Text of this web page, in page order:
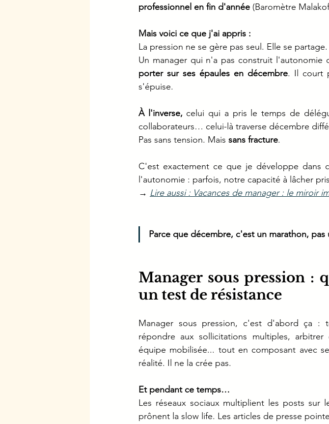
professionnel en fin d'année (Baromètre
Mais voici ce que j'ai appris :
La pression ne se gère pas seul. Elle se partage.
Un manager qui n'a pas construit
porter sur ses épaules en décembre. Il court
s'épuise.
À l'inverse, celui qui a pris le temps de
collaborateurs… celui-là traverse décembre
Pas sans tension. Mais sans fracture.
C'est exactement ce que je développe dans
l'autonomie : parfois, notre capacité à lâcher
→ Lire aussi : Vacances de manager : le miroir
Parce que décembre, c'est un marathon, pas
Manager sous pression :
un test de résistance
Manager sous pression, c'est d'abord ça :
répondre aux sollicitations multiples,
équipe mobilisée... tout en composant avec
réalité. Il ne la crée pas.
Et pendant ce temps…
Les réseaux sociaux multiplient les posts sur
prônent la slow life. Les articles de presse